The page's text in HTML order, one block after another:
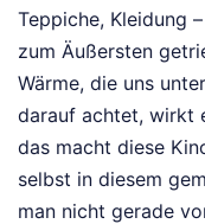
Teppiche, Kleidung
zum Äußersten
Wärme, die uns
darauf achtet, wirkt
das macht diese
selbst in diesem
man nicht gerade